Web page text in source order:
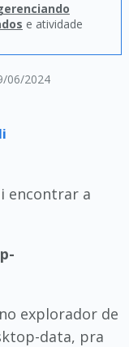
06/2024
e atividade
encontrar a
explorador de
data, pra